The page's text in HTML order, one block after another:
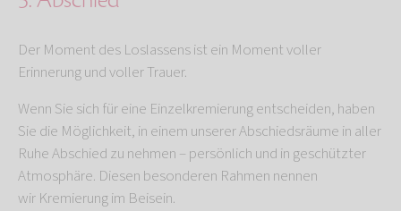
Der Moment des Loslassens ist ein Moment voller
Erinnerung und voller Trauer.
Wenn Sie sich für eine Einzelkremierung entscheiden, haben
Sie die Möglichkeit, in einem unserer Abschiedsräume in aller
Ruhe Abschied zu nehmen – persönlich und in geschützter
Atmosphäre. Diesen besonderen Rahmen nennen
wir Kremierung im Beisein.